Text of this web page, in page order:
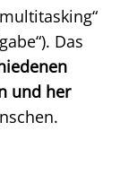
Das
und her